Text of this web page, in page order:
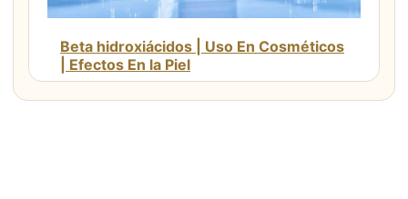
Beta hidroxiácidos | Uso En Cosméticos
| Efectos En la Piel